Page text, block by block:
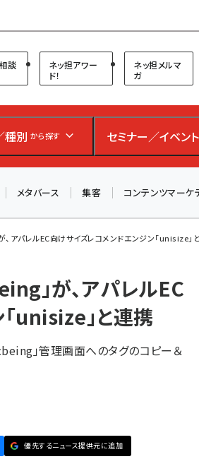
ラム
談
ネッ担アワー
ド！
ネッ担メルマ
ガ
種別 から探す セミナー／イベント
メタバース 集客 コンテンツマーケ
、アパレルEC向けサイズレコメンドエンジン「unisize」
」が、アパレルEC
unisize」と連携
」管理画面へのタグのコピー＆
優先するニュース提供元に追加